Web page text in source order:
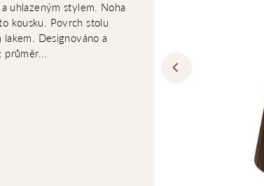
uhlazeným stylem. Noha
kousku. Povrch stolu
Designováno a